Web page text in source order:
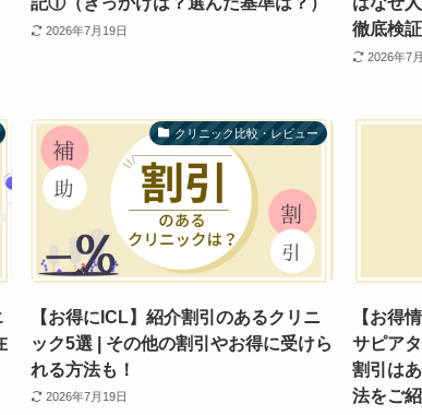
2026年7月19日
徹底検
2026年7
クリニック比較・レビュー
【お得にICL】紹介割引のあるクリニ
ック5選 | その他の割引やお得に受けら
れる方法も！
2026年7月19日
【お得
サピア
割引は
法をご紹